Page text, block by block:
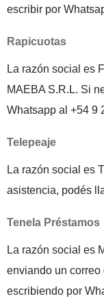
escribir por
Rapicuotas
La razón social es
MAEBA S.R.L. Si
Whatsapp al +54 9
Telepeaje
La razón social es
asistencia, podés
Tenela Préstamos
La razón social es
enviando un correo
escribiendo por